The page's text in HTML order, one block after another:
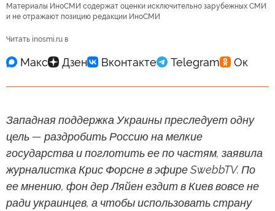
Материалы ИноСМИ содержат оценки исключительно зарубежных СМИ
и не отражают позицию редакции ИноСМИ
Читать inosmi.ru в
Западная поддержка Украины преследует одну
цель — раздробить Россию на мелкие
государства и поглотить ее по частям, заявила
журналистка Крис Форсне в эфире SwebbTV. По
ее мнению, фон дер Ляйен ездит в Киев вовсе не
ради украинцев, а чтобы использовать страну